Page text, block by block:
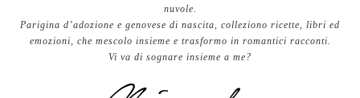
nuvole.
Parigina d’adozione e genovese di nascita, colleziono ricette, libri ed
emozioni, che mescolo insieme e trasformo in romantici racconti.
Vi va di sognare insieme a me?